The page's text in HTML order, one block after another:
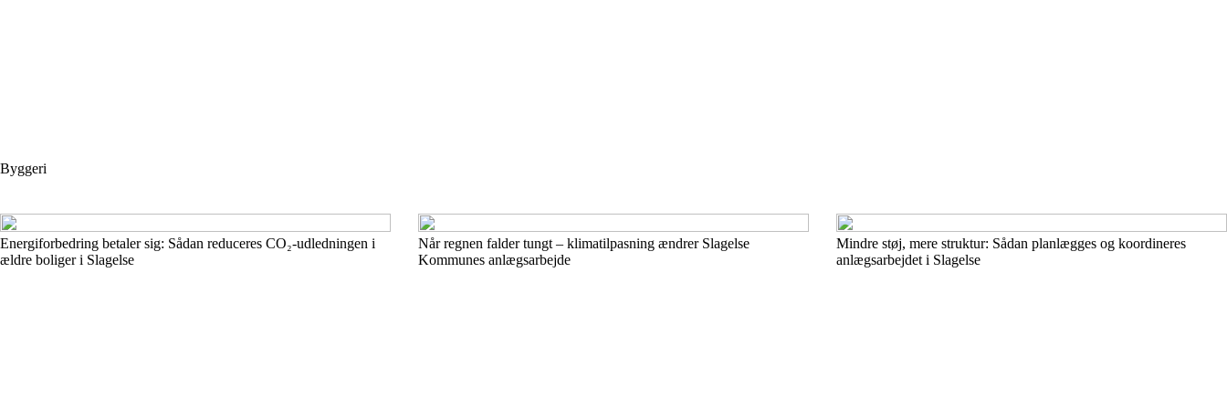
Byggeri
Energiforbedring betaler sig: Sådan reduceres CO₂-udledningen i
ældre boliger i Slagelse
Når regnen falder tungt – klimatilpasning ændrer Slagelse
Kommunes anlægsarbejde
Mindre støj, mere struktur: Sådan planlægges og koordineres
anlægsarbejdet i Slagelse